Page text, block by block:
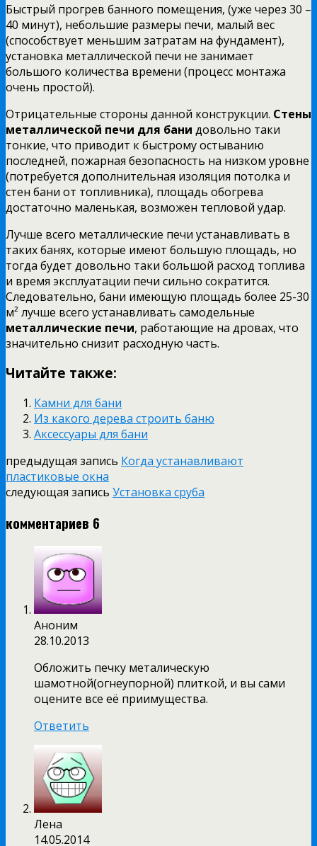
Быстрый прогрев банного помещения, (уже через 30 –
40 минут), небольшие размеры печи, малый вес
(способствует меньшим затратам на фундамент),
установка металлической печи не занимает
большого количества времени (процесс монтажа
очень простой).
Отрицательные стороны данной конструкции. Стены
металлической печи для бани довольно таки
тонкие, что приводит к быстрому остыванию
последней, пожарная безопасность на низком уровне
(потребуется дополнительная изоляция потолка и
стен бани от топливника), площадь обогрева
достаточно маленькая, возможен тепловой удар.
Лучше всего металлические печи устанавливать в
таких банях, которые имеют большую площадь, но
тогда будет довольно таки большой расход топлива
и время эксплуатации печи сильно сократится.
Следовательно, бани имеющую площадь более 25-30
м² лучше всего устанавливать самодельные
металлические печи, работающие на дровах, что
значительно снизит расходную часть.
Читайте также:
Камни для бани
Из какого дерева строить баню
Аксессуары для бани
предыдущая запись Когда устанавливают
пластиковые окна
следующая запись Установка сруба
комментариев 6
Аноним
28.10.2013
Обложить печку металическую
шамотной(огнеупорной) плиткой, и вы сами
оцените все её приимущества.
Ответить
Лена
14.05.2014